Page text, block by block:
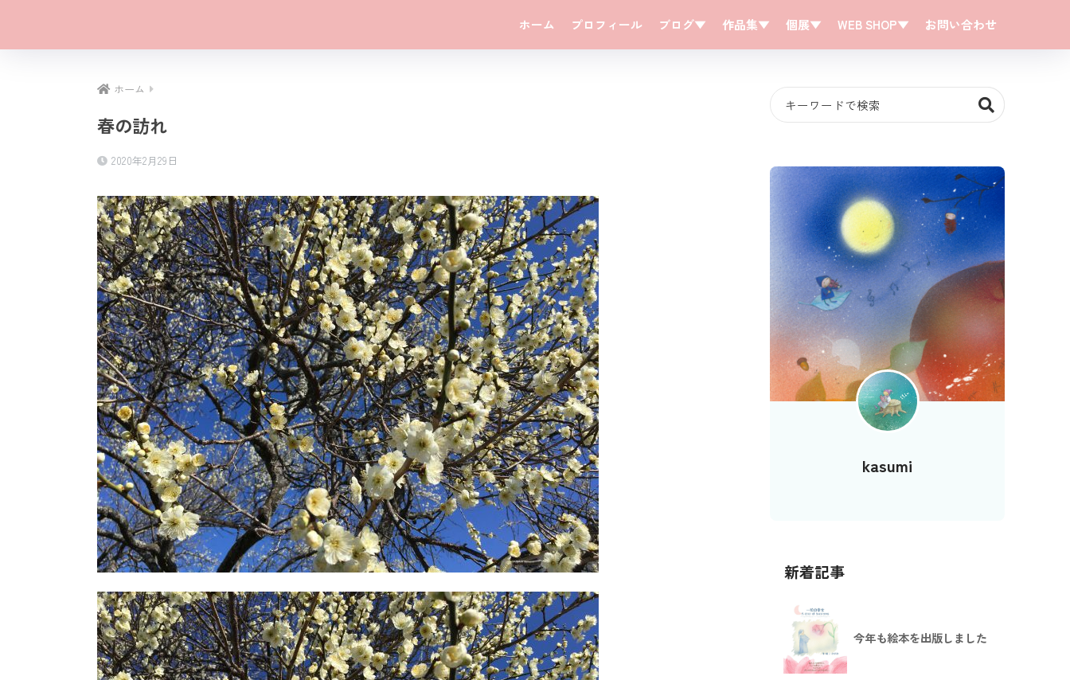
ホーム プロフィール ブログ▼ 作品集▼ 個展▼ WEB SHOP▼ お問い合わせ
ホーム
春の訪れ
2020年2月29日
kasumi
新着記事
今年も絵本を出版しました